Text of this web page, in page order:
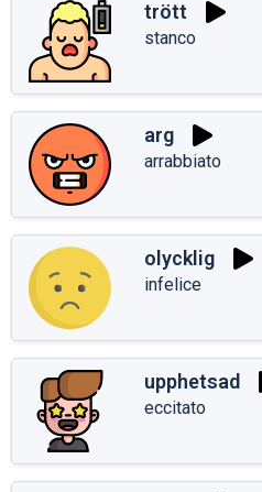
trött
stanco
arg
arrabbiato
olycklig
infelice
upphetsad
eccitato